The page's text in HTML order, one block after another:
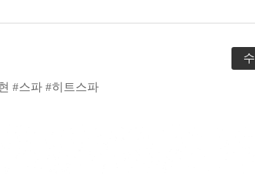
#스파 #히트스파